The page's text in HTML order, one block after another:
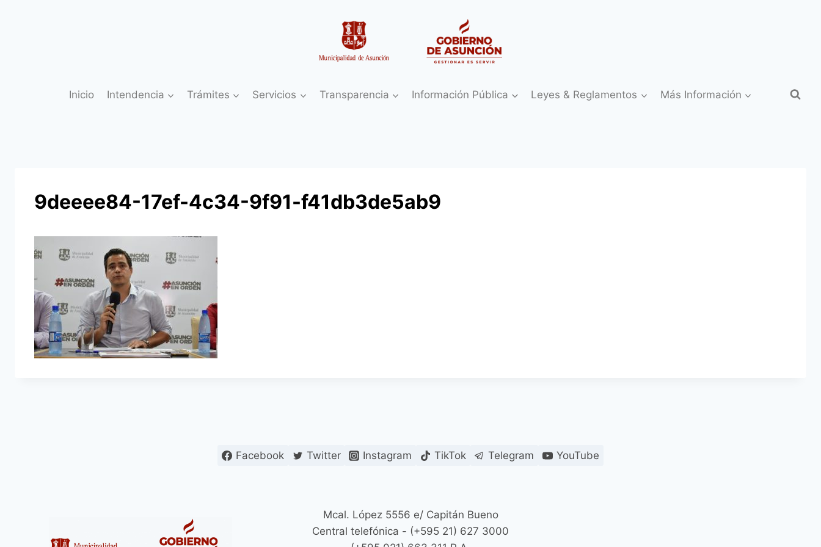
Inicio Intendencia Trámites Servicios Transparencia Información Pública Leyes & Reglamentos Más Información
9deeee84-17ef-4c34-9f91-f41db3de5ab9
Facebook Twitter Instagram TikTok Telegram YouTube
Mcal. López 5556 e/ Capitán Bueno
Central telefónica - (+595 21) 627 3000